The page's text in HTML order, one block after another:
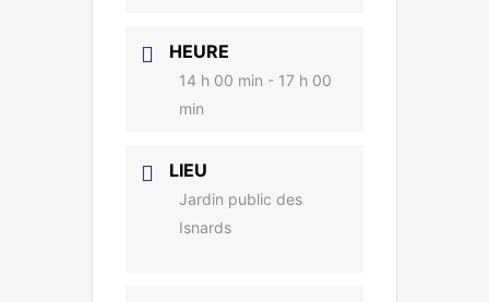
HEURE
14 h 00 min - 17 h 00
min
LIEU
Jardin public des
Isnards